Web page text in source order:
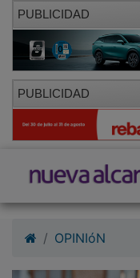
PUBLICIDAD
PUBLICIDAD